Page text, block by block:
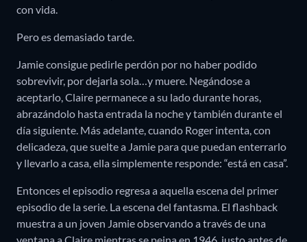
con vida.
Pero es demasiado tarde.
Jamie consigue pedirle perdón por no haber podido
sobrevivir, por dejarla sola…y muere. Negándose a
aceptarlo, Claire permanece a su lado durante horas,
abrazándolo hasta entrada la noche y también durante el
día siguiente. Más adelante, cuando Roger intenta, con
delicadeza, que suelte a Jamie para que puedan enterrarlo
y llevarlo a casa, ella simplemente responde: “está en casa”.
Entonces el episodio regresa a aquella escena del primer
episodio de la serie. La escena del fantasma. El flashback
muestra a un joven Jamie observando a través de una
ventana a Claire mientras se peina en 1946, justo antes de